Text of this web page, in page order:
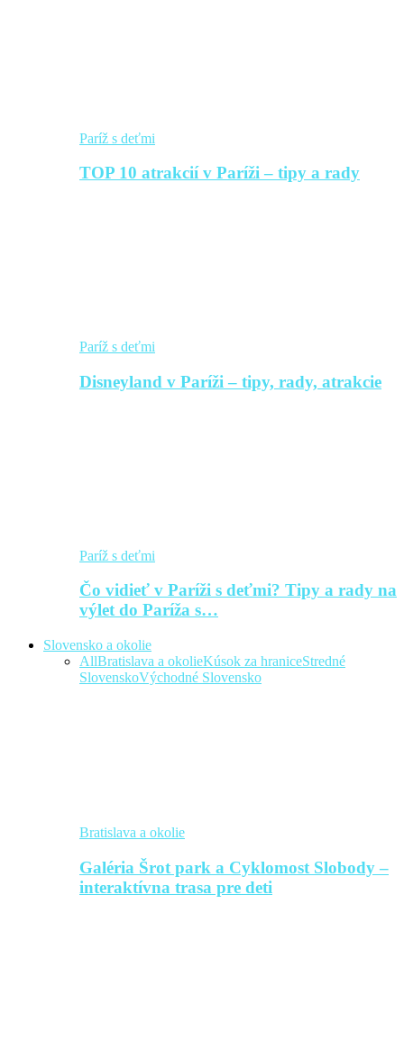
Paríž s deťmi
TOP 10 atrakcií v Paríži – tipy a rady
Paríž s deťmi
Disneyland v Paríži – tipy, rady, atrakcie
Paríž s deťmi
Čo vidieť v Paríži s deťmi? Tipy a rady na
výlet do Paríža s…
Slovensko a okolie
AllBratislava a okolieKúsok za hraniceStredné
SlovenskoVýchodné Slovensko
Bratislava a okolie
Galéria Šrot park a Cyklomost Slobody –
interaktívna trasa pre deti